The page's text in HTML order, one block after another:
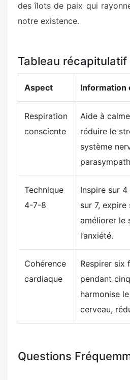
des îlots de paix qui
notre existence.
Tableau récapitulatif
Aspect Information
Respiration
consciente
Aide à
réduire le
système
Technique
4-7-8
Inspire sur
sur 7,
améliorer le
l’anxiété.
Cohérence
cardiaque
Respirer six
pendant
harmonise
cerveau,
Questions